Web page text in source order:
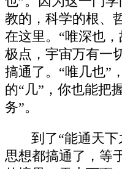
教的，科学的根、
在这里。“唯深也
极点，宇宙万有一
搞通了。“唯几也”
的“几”，你也能把
务”。
到了“能通天
思想都搞通了，等